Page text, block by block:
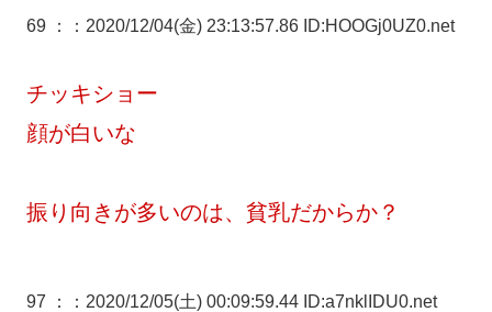
69 ： ：2020/12/04(金) 23:13:57.86 ID:HOOGj0UZ0.net
チッキショー
顔が白いな
振り向きが多いのは、貧乳だからか？
97 ： ：2020/12/05(土) 00:09:59.44 ID:a7nklIDU0.net